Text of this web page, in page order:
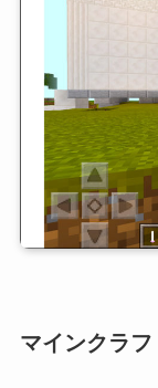
マインクラ